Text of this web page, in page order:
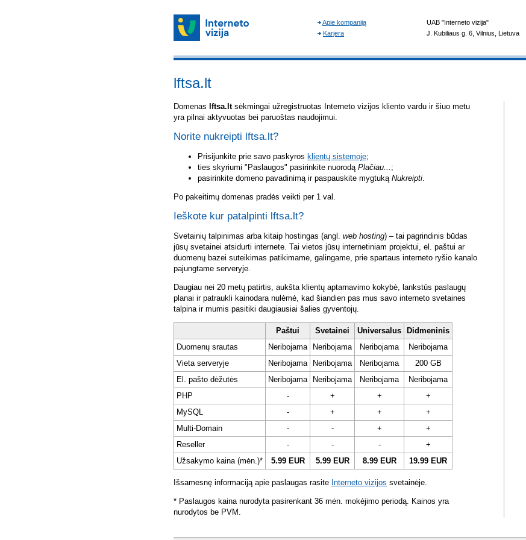
lftsa.lt
Domenas lftsa.ltsėkmingai užregistruotas Interneto vizijos kliento vardu ir šiuo metu
yra pilnai aktyvuotas bei paruoštas naudojimui.
Norite nukreipti lftsa.lt?
Prisijunkite prie savo paskyros klientų sistemoje;
ties skyriumi "Paslaugos" pasirinkite nuorodą Plačiau... ;
pasirinkite domeno pavadinimą ir paspauskite mygtuką Nukreipti.
Po pakeitimų domenas pradės veikti per 1 val.
Ieškote kur patalpinti lftsa.lt?
Svetainių talpinimas arba kitaip hostingas (angl. web hosting) – tai pagrindinis būdas
jūsų svetainei atsidurti internete. Tai vietos jūsų internetiniam projektui, el. paštui ar
duomenų bazei suteikimas patikimame, galingame, prie spartaus interneto ryšio kanalo
pajungtame serveryje.
Daugiau nei 20 metų patirtis, aukšta klientų aptarnavimo kokybė, lankstūs paslaugų
planai ir patraukli kainodara nulėmė, kad šiandien pas mus savo interneto svetaines
talpina ir mumis pasitiki daugiausiai šalies gyventojų.
Paštui Svetainei Universalus
Didmeninis
Duomenų srautas
Neribojama Neribojama Neribojama
Neribojama
Vieta serveryje
Neribojama Neribojama Neribojama
200 GB
El. pašto dėžutės
Neribojama Neribojama Neribojama
Neribojama
PHP
- + +
+
MySQL
- + +
+
Multi-Domain
- - +
+
Reseller
- - -
+
Užsakymo kaina (mėn.)*
5.99 EUR 5.99 EUR 8.99 EUR 19.99 EUR
Išsamesnę informaciją apie paslaugas rasite Interneto vizijos svetainėje.
* Paslaugos kaina nurodyta pasirenkant 36 mėn. mokėjimo periodą. Kainos yra
nurodytos be PVM.